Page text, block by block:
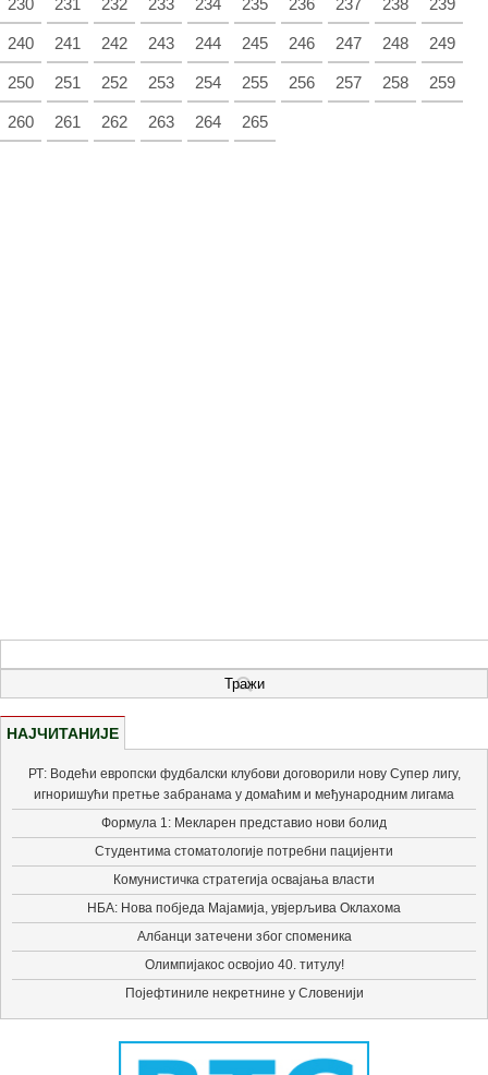
230 231 232 233 234 235 236 237 238 239
240 241 242 243 244 245 246 247 248 249
250 251 252 253 254 255 256 257 258 259
260 261 262 263 264 265
НАЈЧИТАНИЈЕ
РТ: Водећи европски фудбалски клубови договорили нову Супер лигу,
игноришући претње забранама у домаћим и међународним лигама
Формула 1: Мекларен представио нови болид
Студентима стоматологије потребни пацијенти
Комунистичка стратегија освајања власти
НБА: Нова побједа Мајамија, увјерљива Оклахома
Албанци затечени због споменика
Олимпијакос освојио 40. титулу!
Појефтиниле некретнине у Словенији